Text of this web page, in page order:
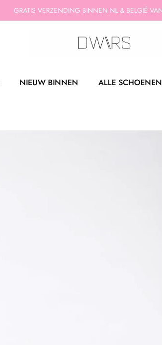
GRATIS VERZENDING BINNEN NL & BELGIË
NIEUW BINNEN ALLE SCHOENEN